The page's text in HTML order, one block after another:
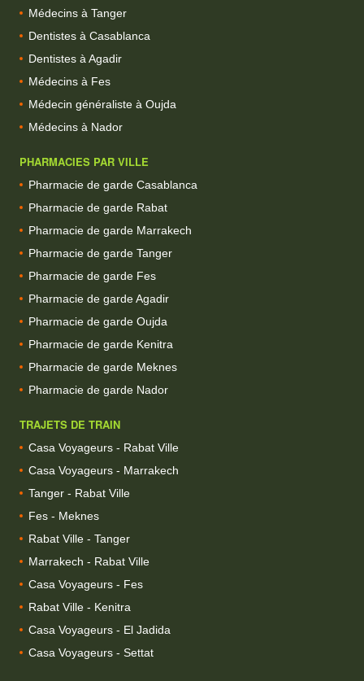
Médecins à Tanger
Dentistes à Casablanca
Dentistes à Agadir
Médecins à Fes
Médecin généraliste à Oujda
Médecins à Nador
PHARMACIES PAR VILLE
Pharmacie de garde Casablanca
Pharmacie de garde Rabat
Pharmacie de garde Marrakech
Pharmacie de garde Tanger
Pharmacie de garde Fes
Pharmacie de garde Agadir
Pharmacie de garde Oujda
Pharmacie de garde Kenitra
Pharmacie de garde Meknes
Pharmacie de garde Nador
TRAJETS DE TRAIN
Casa Voyageurs - Rabat Ville
Casa Voyageurs - Marrakech
Tanger - Rabat Ville
Fes - Meknes
Rabat Ville - Tanger
Marrakech - Rabat Ville
Casa Voyageurs - Fes
Rabat Ville - Kenitra
Casa Voyageurs - El Jadida
Casa Voyageurs - Settat